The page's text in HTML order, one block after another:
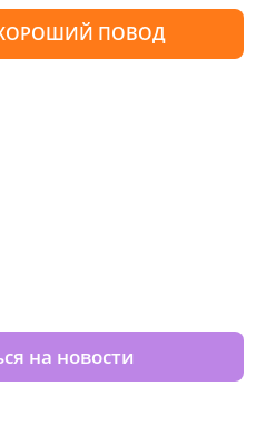
ПОВОД
на новости